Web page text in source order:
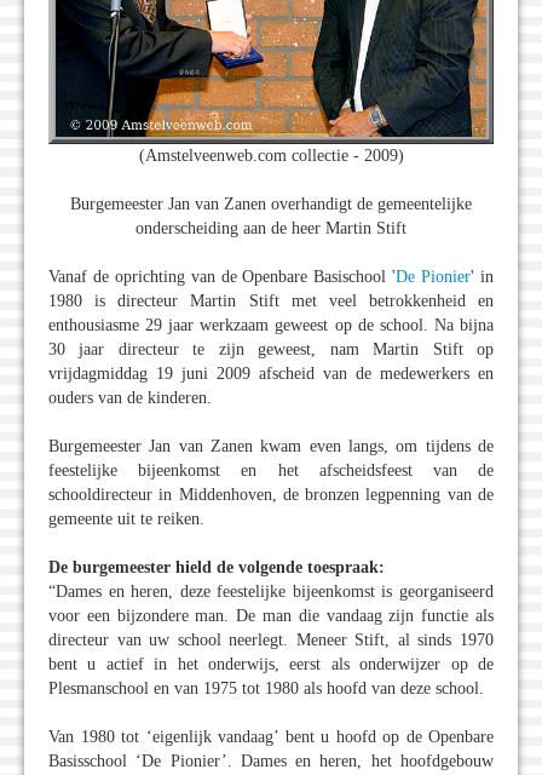
(Amstelveenweb.com collectie - 2009)
Burgemeester Jan van Zanen overhandigt de gemeentelijke
onderscheiding aan de heer Martin Stift
Vanaf de oprichting van de Openbare Basischool 'De Pionier' in
1980 is directeur Martin Stift met veel betrokkenheid en
enthousiasme 29 jaar werkzaam geweest op de school. Na bijna
30 jaar directeur te zijn geweest, nam Martin Stift op
vrijdagmiddag 19 juni 2009 afscheid van de medewerkers en
ouders van de kinderen.
Burgemeester Jan van Zanen kwam even langs, om tijdens de
feestelijke bijeenkomst en het afscheidsfeest van de
schooldirecteur in Middenhoven, de bronzen legpenning van de
gemeente uit te reiken.
De burgemeester hield de volgende toespraak:
“Dames en heren, deze feestelijke bijeenkomst is georganiseerd
voor een bijzondere man. De man die vandaag zijn functie als
directeur van uw school neerlegt. Meneer Stift, al sinds 1970
bent u actief in het onderwijs, eerst als onderwijzer op de
Plesmanschool en van 1975 tot 1980 als hoofd van deze school.
Van 1980 tot ‘eigenlijk vandaag’ bent u hoofd op de Openbare
Basisschool ‘De Pionier’. Dames en heren, het hoofdgebouw